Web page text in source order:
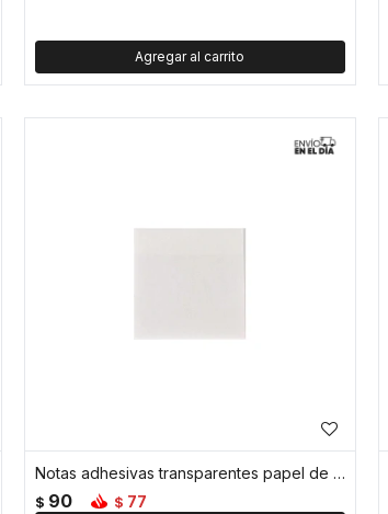
Notas adhesivas transparentes papel de calco
$ 90 $ 77